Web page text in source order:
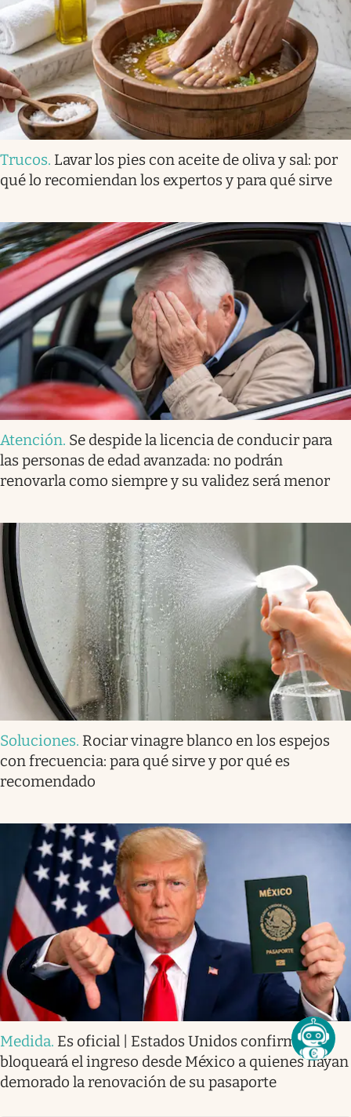
Trucos. Lavar los pies con aceite de oliva y sal: por
qué lo recomiendan los expertos y para qué sirve
Atención. Se despide la licencia de conducir para
las personas de edad avanzada: no podrán
renovarla como siempre y su validez será menor
Soluciones. Rociar vinagre blanco en los espejos
con frecuencia: para qué sirve y por qué es
recomendado
Medida. Es oficial | Estados Unidos confirmó que
bloqueará el ingreso desde México a quienes hayan
demorado la renovación de su pasaporte